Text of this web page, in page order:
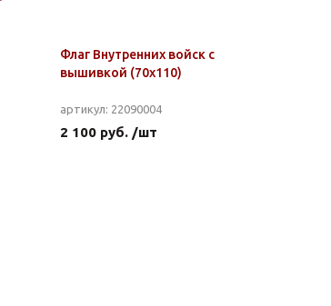
Флаг Внутренних войск с
вышивкой (70x110)
артикул: 22090004
2 100 руб. /шт